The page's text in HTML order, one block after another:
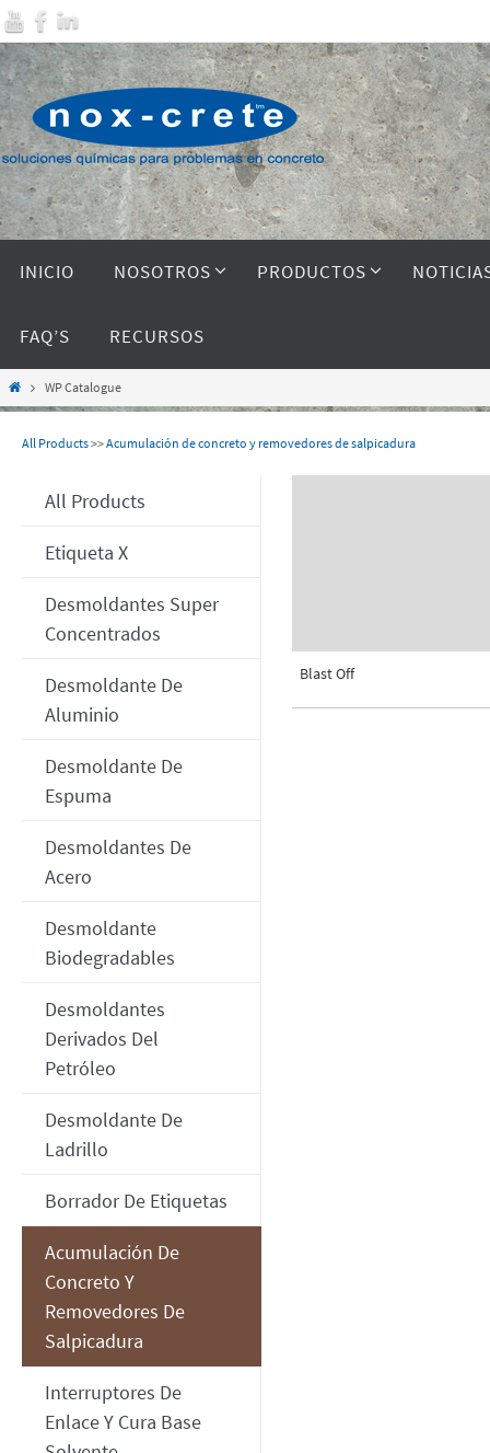
INICIO NOSOTROS PRODUCTOS
FAQ’S RECURSOS
WP Catalogue
All Products>>Acumulación de concreto y removedores de salpicadura
All Products
Etiqueta X
Desmoldantes Super
Concentrados
Desmoldante De
Aluminio
Desmoldante De
Espuma
Desmoldantes De
Acero
Desmoldante
Biodegradables
Desmoldantes
Derivados Del
Petróleo
Desmoldante De
Ladrillo
Borrador De Etiquetas
Acumulación De
Concreto Y
Removedores De
Salpicadura
Interruptores De
Enlace Y Cura Base
Blast Off